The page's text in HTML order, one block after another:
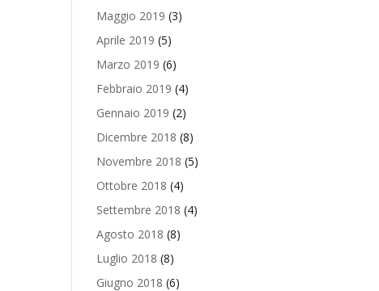
Maggio 2019 (3)
Aprile 2019 (5)
Marzo 2019 (6)
Febbraio 2019 (4)
Gennaio 2019 (2)
Dicembre 2018 (8)
Novembre 2018 (5)
Ottobre 2018 (4)
Settembre 2018 (4)
Agosto 2018 (8)
Luglio 2018 (8)
Giugno 2018 (6)